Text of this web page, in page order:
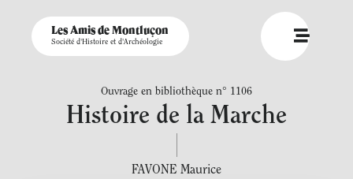
Les Amis de Montluçon
Société d'Histoire et d'Archéologie
Ouvrage en bibliothèque n° 1106
Histoire de la Marche
FAVONE Maurice